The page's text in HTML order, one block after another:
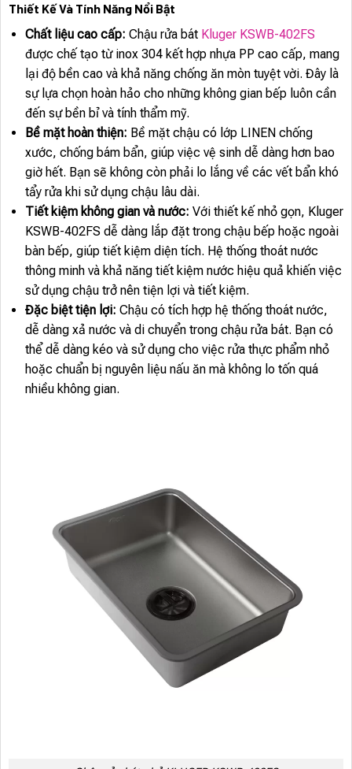
Thiết Kế Và Tính Năng Nổi Bật
Chất liệu cao cấp: Chậu rửa bát Kluger KSWB-402FS
được chế tạo từ inox 304 kết hợp nhựa PP cao cấp, mang
lại độ bền cao và khả năng chống ăn mòn tuyệt vời. Đây là
sự lựa chọn hoàn hảo cho những không gian bếp luôn cần
đến sự bền bỉ và tính thẩm mỹ.
Bề mặt hoàn thiện: Bề mặt chậu có lớp LINEN chống
xước, chống bám bẩn, giúp việc vệ sinh dễ dàng hơn bao
giờ hết. Bạn sẽ không còn phải lo lắng về các vết bẩn khó
tẩy rửa khi sử dụng chậu lâu dài.
Tiết kiệm không gian và nước: Với thiết kế nhỏ gọn, Kluger
KSWB-402FS dễ dàng lắp đặt trong chậu bếp hoặc ngoài
bàn bếp, giúp tiết kiệm diện tích. Hệ thống thoát nước
thông minh và khả năng tiết kiệm nước hiệu quả khiến việc
sử dụng chậu trở nên tiện lợi và tiết kiệm.
Đặc biệt tiện lợi: Chậu có tích hợp hệ thống thoát nước,
dễ dàng xả nước và di chuyển trong chậu rửa bát. Bạn có
thể dễ dàng kéo và sử dụng cho việc rửa thực phẩm nhỏ
hoặc chuẩn bị nguyên liệu nấu ăn mà không lo tốn quá
nhiều không gian.